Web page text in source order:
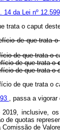
14 da Lei nº
trata o caput
de que trata
de que trata
de que trata o
de que trata o
de que trata o
, passa a
inclusive, os
de quotas
de